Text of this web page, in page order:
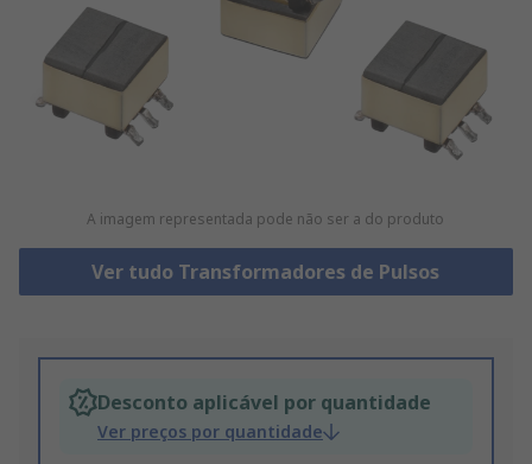
A imagem representada pode não ser a do produto
Ver tudo Transformadores de Pulsos
Desconto aplicável por quantidade
Ver preços por quantidade